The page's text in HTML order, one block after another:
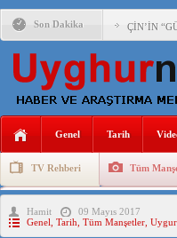
Son Dakika ÇİN’İN
ANAHTAR
ÇİN’İN
150
Genel Tarih
TV Rehberi Tüm
Uygurlarda Düğün ve Cenaze
Hamit
09 Mayıs 2017
Genel Tarih Tüm Manşetler